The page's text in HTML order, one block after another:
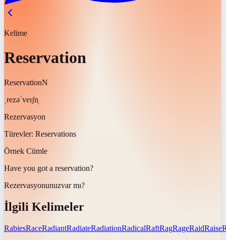
Kelime
Reservation
ReservationN
ˌrezəˈveɪʃn̩
Rezervasyon
Türevler: Reservations
Örnek Cümle
Have you got a reservation?
Rezervasyonunuzvar mı?
İlgili Kelimeler
RabiesRaceRadiantRadiateRadiationRadicalRaftRagRageRaidRaise